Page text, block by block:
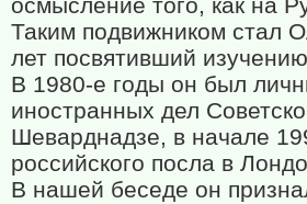
Таким подвижником стал
лет посвятивший
В 1980-е годы он был
иностранных дел
Шеварднадзе, в начале
российского посла в
В нашей беседе он